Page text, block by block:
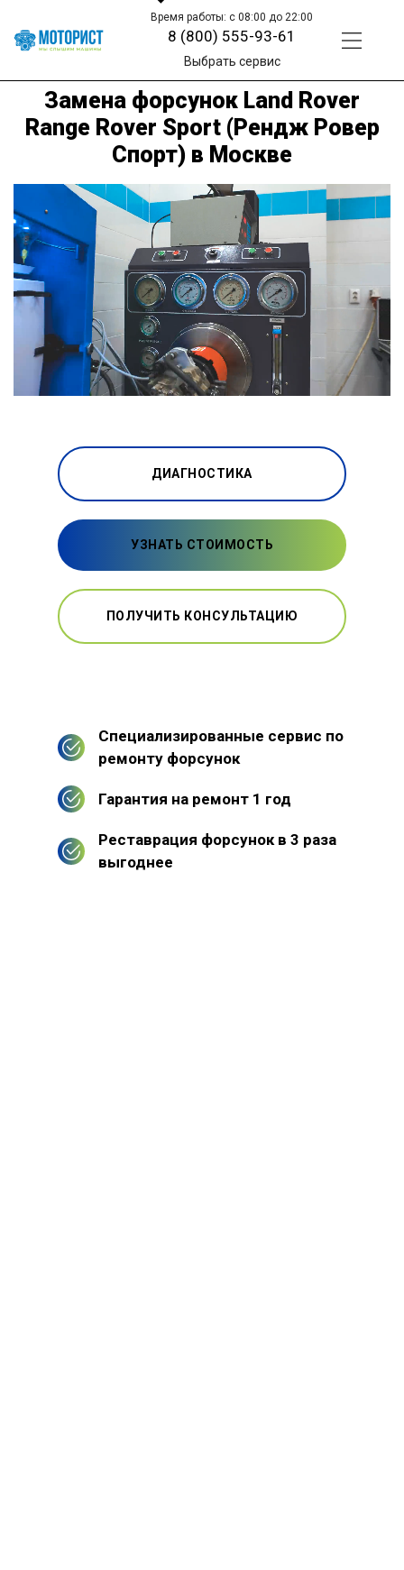
Время работы: с 08:00 до 22:00
8 (800) 555-93-61
Выбрать сервис
Замена форсунок Land Rover
Range Rover Sport (Рендж Ровер
Спорт) в Москве
ДИАГНОСТИКА
УЗНАТЬ СТОИМОСТЬ
ПОЛУЧИТЬ КОНСУЛЬТАЦИЮ
Специализированные сервис по
ремонту форсунок
Гарантия на ремонт 1 год
Реставрация форсунок в 3 раза
выгоднее